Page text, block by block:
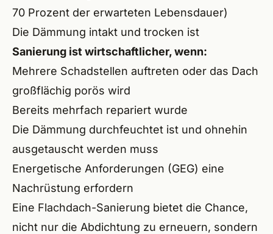
70 Prozent der erwarteten Lebensdauer)
Die Dämmung intakt und trocken ist
Sanierung ist wirtschaftlicher, wenn:
Mehrere Schadstellen auftreten oder das Dach
großflächig porös wird
Bereits mehrfach repariert wurde
Die Dämmung durchfeuchtet ist und ohnehin
ausgetauscht werden muss
Energetische Anforderungen (GEG) eine
Nachrüstung erfordern
Eine Flachdach-Sanierung bietet die Chance,
nicht nur die Abdichtung zu erneuern, sondern